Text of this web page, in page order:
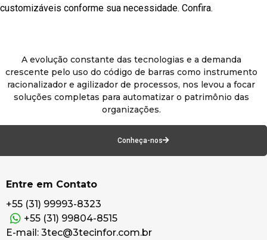
customizáveis conforme sua necessidade. Confira.
A evolução constante das tecnologias e a demanda
crescente pelo uso do código de barras como instrumento
racionalizador e agilizador de processos, nos levou a focar
soluções completas para automatizar o patrimônio das
organizações.
Conheça-nos
Entre em Contato
+55 (31) 99993-8323
+55 (31) 99804-8515
E-mail: 3tec@3tecinfor.com.br